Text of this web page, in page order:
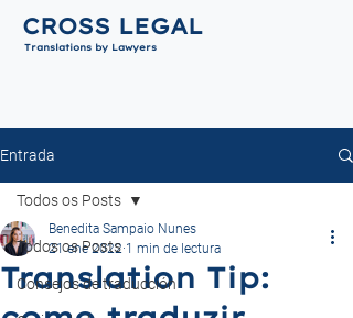
Translations by Lawyers
CROSS LEGAL
Entrada
Todos os Posts
Consejos de traducción
Todos os Posts
Translation Tip:
Benedita Sampaio Nunes
21 ene 2022 1 min de lectura